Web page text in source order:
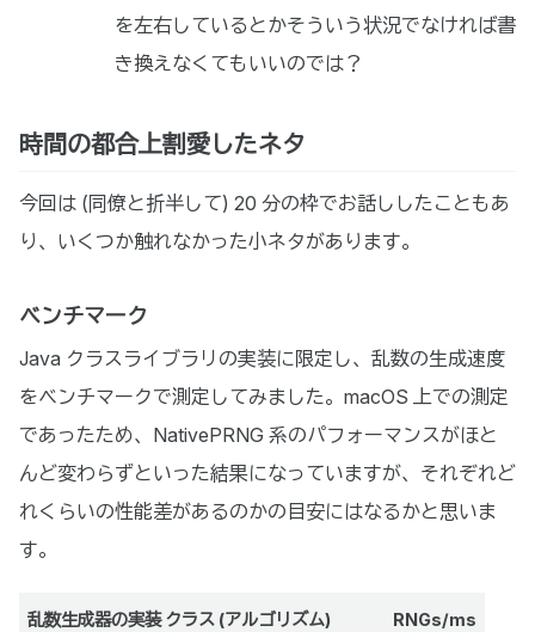
を左右しているとかそういう状況でなければ書
き換えなくてもいいのでは？
時間の都合上割愛したネタ
今回は (同僚と折半して) 20 分の枠でお話ししたこともあ
り、いくつか触れなかった小ネタがあります。
ベンチマーク
Java クラスライブラリの実装に限定し、乱数の生成速度
をベンチマークで測定してみました。macOS 上での測定
であったため、NativePRNG 系のパフォーマンスがほと
んど変わらずといった結果になっていますが、それぞれど
れくらいの性能差があるのかの目安にはなるかと思いま
す。
乱数生成器の実装 クラス (アルゴリズム) RNGs/ms